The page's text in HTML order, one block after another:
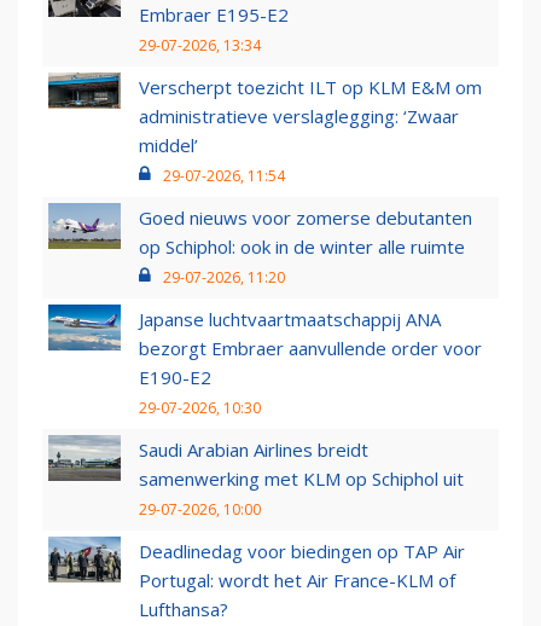
Embraer E195-E2
29-07-2026, 13:34
Verscherpt toezicht ILT op KLM E&M om
administratieve verslaglegging: ‘Zwaar
middel’
29-07-2026, 11:54
Goed nieuws voor zomerse debutanten
op Schiphol: ook in de winter alle ruimte
29-07-2026, 11:20
Japanse luchtvaartmaatschappij ANA
bezorgt Embraer aanvullende order voor
E190-E2
29-07-2026, 10:30
Saudi Arabian Airlines breidt
samenwerking met KLM op Schiphol uit
29-07-2026, 10:00
Deadlinedag voor biedingen op TAP Air
Portugal: wordt het Air France-KLM of
Lufthansa?